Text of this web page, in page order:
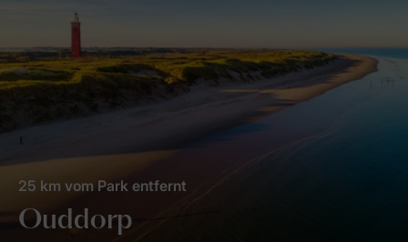
Ouddorp
25 km vom Park entfernt